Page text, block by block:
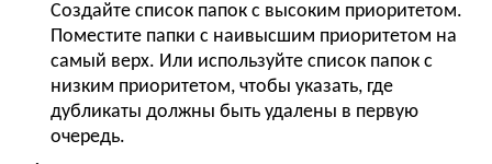
Создайте список папок с высоким приоритетом.
Поместите папки с наивысшим приоритетом на
самый верх. Или используйте список папок с
низким приоритетом, чтобы указать, где
дубликаты должны быть удалены в первую
очередь.